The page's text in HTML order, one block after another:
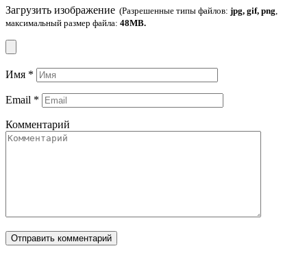
Загрузить изображение (Разрешенные типы файлов: jpg, gif, png
максимальный размер файла: 48MB.
Имя *
Email *
Комментарий